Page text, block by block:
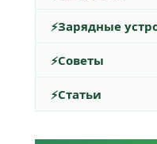
Зарядные
Советы
Статьи